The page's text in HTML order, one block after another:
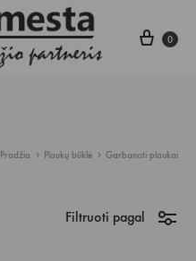
0
Pradžia Plaukų būklė Garbanoti plaukai
Filtruoti pagal